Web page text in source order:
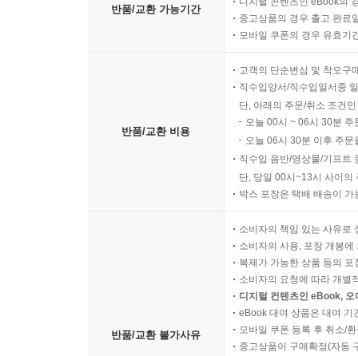
반품/교환 가능기간
중고상품의 경우 출고 완료
모바일 쿠폰의 경우 유효기
반품/교환 비용
고객의 단순변심 및 착오구
직수입양서/직수입일서중
단, 아래의 주문/취소 조건
오늘 00시 ~ 06시 30분
오늘 06시 30분 이후 주
직수입 음반/영상물/기프트
단, 당일 00시~13시 사이의
박스 포장은 택배 배송이
반품/교환 불가사유
소비자의 책임 있는 사유로
소비자의 사용, 포장 개봉
복제가 가능한 상품 등의
소비자의 요청에 따라 개별
디지털 컨텐츠인 eBook,
eBook 대여 상품은 대여 기
모바일 쿠폰 등록 후 취소/
중고상품이 구매확정(자동